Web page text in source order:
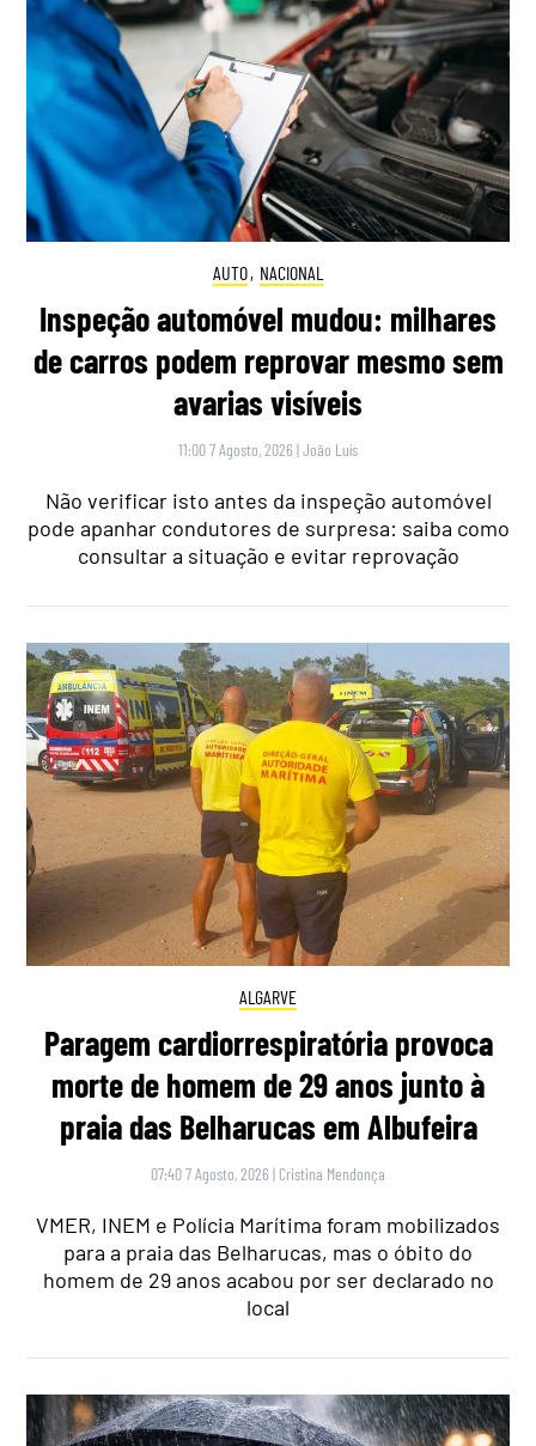
AUTO, NACIONAL
Inspeção automóvel mudou: milhares
de carros podem reprovar mesmo sem
avarias visíveis
11:00 7 Agosto, 2026 |João Luís
Não verificar isto antes da inspeção automóvel
pode apanhar condutores de surpresa: saiba como
consultar a situação e evitar reprovação
ALGARVE
Paragem cardiorrespiratória provoca
morte de homem de 29 anos junto à
praia das Belharucas em Albufeira
07:40 7 Agosto, 2026 | Cristina Mendonça
VMER, INEM e Polícia Marítima foram mobilizados
para a praia das Belharucas, mas o óbito do
homem de 29 anos acabou por ser declarado no
local